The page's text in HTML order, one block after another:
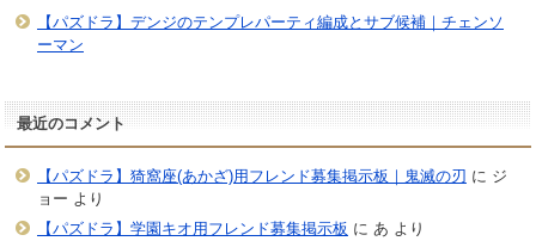
【パズドラ】デンジのテンプレパーティ編成とサブ候補｜チェンソ
ーマン
最近のコメント
【パズドラ】猗窩座(あかざ)用フレンド募集掲示板｜鬼滅の刃 に ジ
ョー より
【パズドラ】学園キオ用フレンド募集掲示板 に あ より